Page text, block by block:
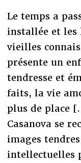
Le temps a
installée et
vieilles
présente un
tendresse et
faits, la vie
plus de place
Casanova se
images
intellectuelles